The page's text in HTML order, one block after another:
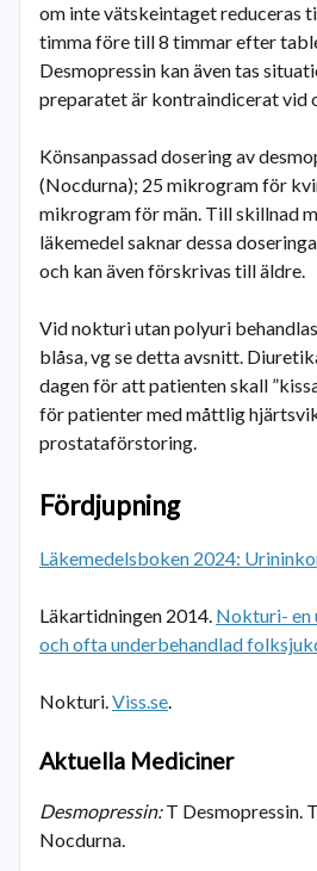
om inte vätskeintaget reduceras
timma före till 8 timmar efter
Desmopressin kan även tas
preparatet är kontraindicerat vid
Könsanpassad dosering av
(Nocdurna); 25 mikrogram för
mikrogram för män. Till skillnad
läkemedel saknar dessa
och kan även förskrivas till äldre.
Vid nokturi utan polyuri
blåsa, vg se detta avsnitt.
dagen för att patienten skall
för patienter med måttlig
prostataförstoring.
Fördjupning
Läkemedelsboken 2024:
Läkartidningen 2014. Nokturi- en
och ofta underbehandlad
Nokturi.Viss.se.
Aktuella Mediciner
Desmopressin:T Desmopressin.
Nocdurna.